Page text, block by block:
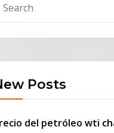
Posts
del petróleo wti